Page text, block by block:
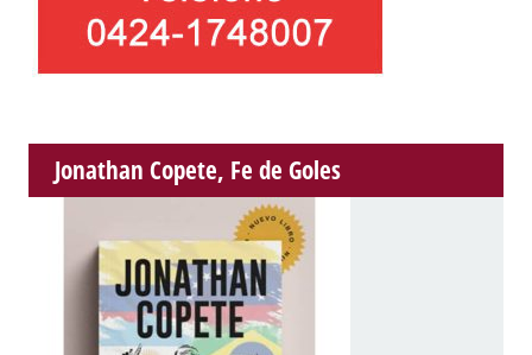
Jonathan Copete, Fe de Goles